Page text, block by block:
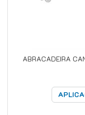
ABRACADEIRA